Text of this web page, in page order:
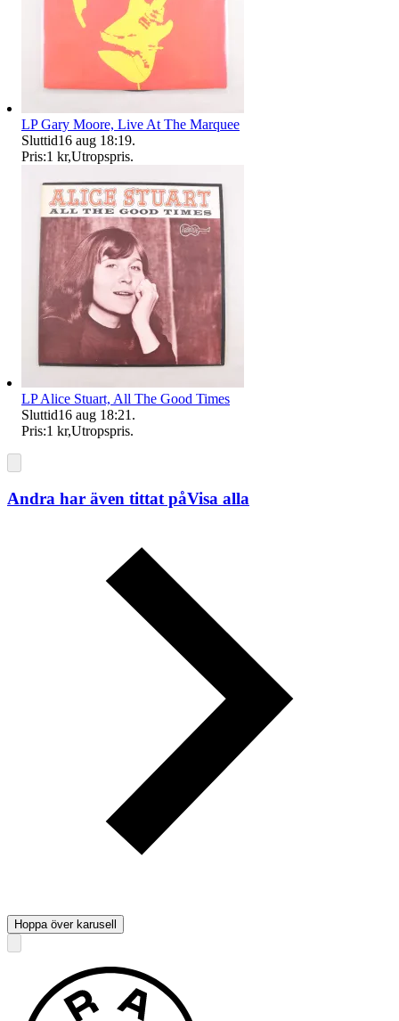
LP Gary Moore, Live At The Marquee
Sluttid16 aug 18:19.
Pris:1 kr,Utropspris.
LP Alice Stuart, All The Good Times
Sluttid16 aug 18:21 .
Pris:1 kr,Utropspris.
Andra har även tittat påVisa alla
Hoppa över karusell